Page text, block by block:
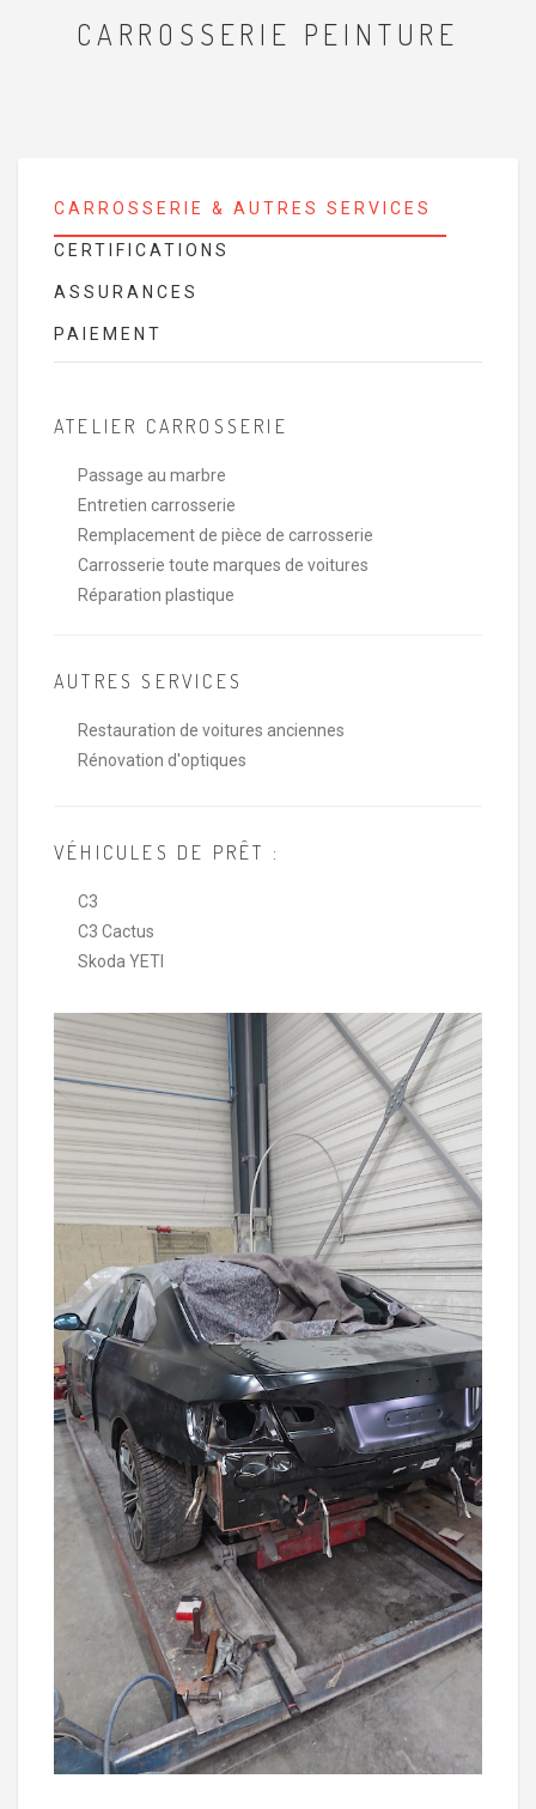
CARROSSERIE PEINTURE
CARROSSERIE & AUTRES SERVICES
CERTIFICATIONS
ASSURANCES
PAIEMENT
ATELIER CARROSSERIE
Passage au marbre
Entretien carrosserie
Remplacement de pièce de carrosserie
Carrosserie toute marques de voitures
Réparation plastique
AUTRES SERVICES
Restauration de voitures anciennes
Rénovation d'optiques
VÉHICULES DE PRÊT :
C3
C3 Cactus
Skoda YETI